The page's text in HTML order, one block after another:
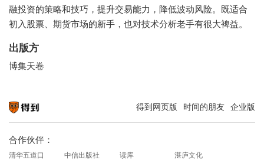
融投资的策略和技巧，提升交易能力，降低波动风险。既适合
初入股票、期货市场的新手，也对技术分析老手有很大裨益。
出版方
博集天卷
得到网页版 时间的朋友 企业版
合作伙伴：
清华五道口 中信出版社 读库
湛庐文化